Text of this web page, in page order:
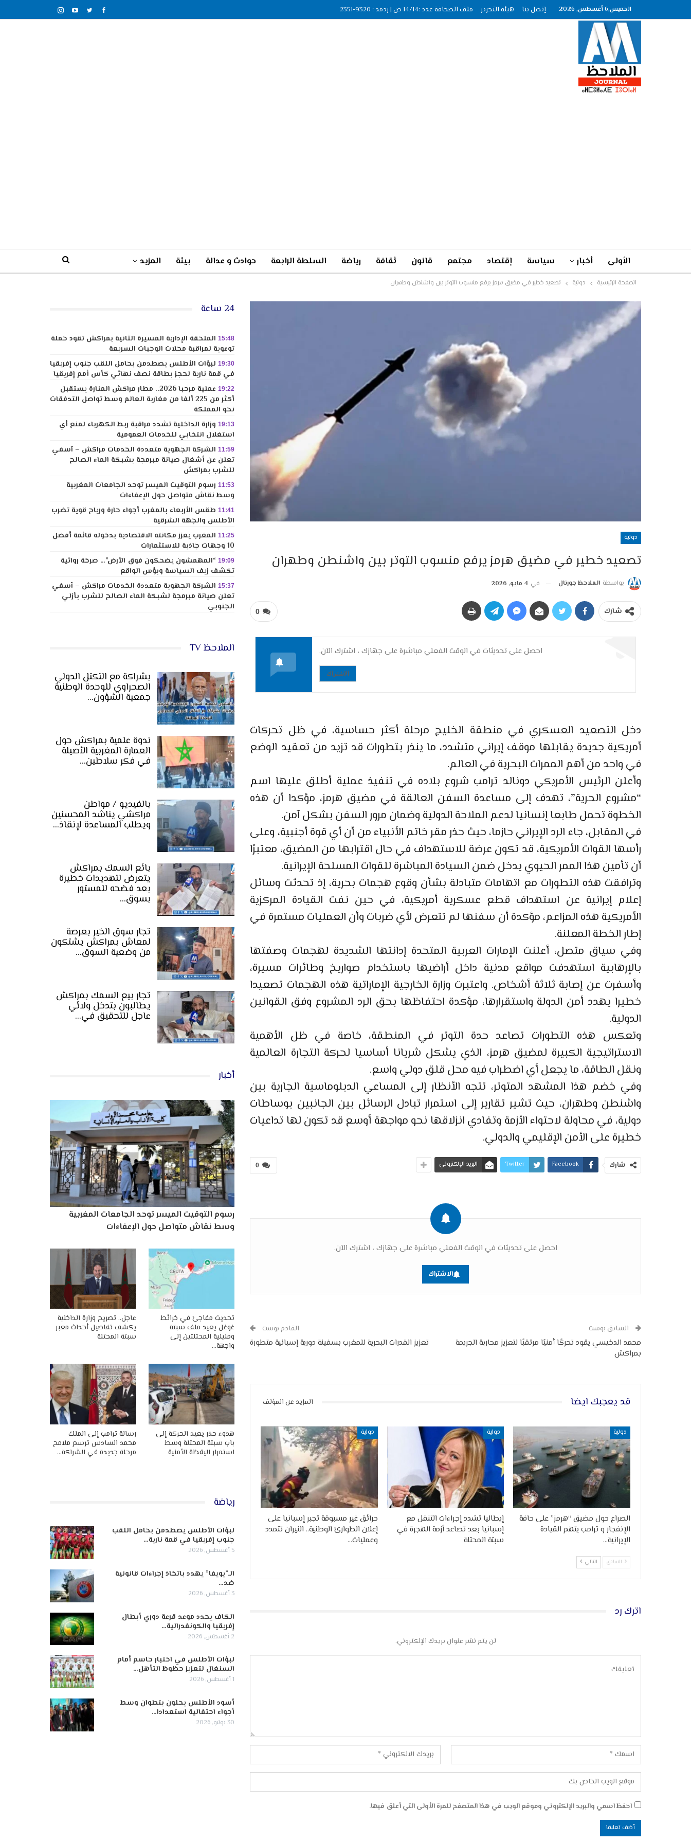
الخميس,6 أغسطس, 2026 إتصل بنا هيئة التحرير ملف الصحافة عدد :14/14 ص | ردمد : 9320-2351
الأولى أخبار سياسة إقتصاد مجتمع قانون ثقافة رياضة السلطة الرابعة حوادث و عدالة بيئة المزيد
الصفحة الرئيسية دولية تصعيد خطير في مضيق هرمز يرفع منسوب التوتر بين واشنطن وطهران
دولية
تصعيد خطير في مضيق هرمز يرفع منسوب التوتر بين واشنطن وطهران
بواسطة الملاحظ جورنال في 4 مايو, 2026
0 شارك
احصل على تحديثات في الوقت الفعلي مباشرة على جهازك ، اشترك الآن.
الاشتراك
دخل التصعيد العسكري في منطقة الخليج مرحلة أكثر حساسية، في ظل تحركات
أمريكية جديدة يقابلها موقف إيراني متشدد، ما ينذر بتطورات قد تزيد من تعقيد الوضع
في واحد من أهم الممرات البحرية في العالم.
وأعلن الرئيس الأمريكي دونالد ترامب شروع بلاده في تنفيذ عملية أطلق عليها اسم
“مشروع الحرية”، تهدف إلى مساعدة السفن العالقة في مضيق هرمز، مؤكدا أن هذه
الخطوة تحمل طابعا إنسانيا لدعم الملاحة الدولية وضمان مرور السفن بشكل آمن.
في المقابل، جاء الرد الإيراني حازما، حيث حذر مقر خاتم الأنبياء من أن أي قوة أجنبية، وعلى
رأسها القوات الأمريكية، قد تكون عرضة للاستهداف في حال اقترابها من المضيق، معتبرًا
أن تأمين هذا الممر الحيوي يدخل ضمن السيادة المباشرة للقوات المسلحة الإيرانية.
وترافقت هذه التطورات مع اتهامات متبادلة بشأن وقوع هجمات بحرية، إذ تحدثت وسائل
إعلام إيرانية عن استهداف قطع عسكرية أمريكية، في حين نفت القيادة المركزية
الأمريكية هذه المزاعم، مؤكدة أن سفنها لم تتعرض لأي ضربات وأن العمليات مستمرة في
إطار الخطة المعلنة.
وفي سياق متصل، أعلنت الإمارات العربية المتحدة إدانتها الشديدة لهجمات وصفتها
بالإرهابية استهدفت مواقع مدنية داخل أراضيها باستخدام صواريخ وطائرات مسيرة،
وأسفرت عن إصابة ثلاثة أشخاص. واعتبرت وزارة الخارجية الإماراتية هذه الهجمات تصعيدا
خطيرا يهدد أمن الدولة واستقرارها، مؤكدة احتفاظها بحق الرد المشروع وفق القوانين
الدولية.
وتعكس هذه التطورات تصاعد حدة التوتر في المنطقة، خاصة في ظل الأهمية
الاستراتيجية الكبيرة لمضيق هرمز، الذي يشكل شريانا أساسيا لحركة التجارة العالمية
ونقل الطاقة، ما يجعل أي اضطراب فيه محل قلق دولي واسع.
وفي خضم هذا المشهد المتوتر، تتجه الأنظار إلى المساعي الدبلوماسية الجارية بين
واشنطن وطهران، حيث تشير تقارير إلى استمرار تبادل الرسائل بين الجانبين بوساطات
دولية، في محاولة لاحتواء الأزمة وتفادي انزلاقها نحو مواجهة أوسع قد تكون لها تداعيات
خطيرة على الأمن الإقليمي والدولي.
0 شارك Facebook
Twitter البريد الإلكتروني
احصل على تحديثات في الوقت الفعلي مباشرة على جهازك ، اشترك الآن.
الاشتراك
السابق بوست
محمد الدخيسي يقود تحركًا أمنيًا مرتقبًا لتعزيز محاربة الجريمة
بمراكش
القادم بوست
تعزيز القدرات البحرية للمغرب بسفينة دورية إسبانية متطورة
قد يعجبك ايضا المزيد عن المؤلف
دولية
الصراع حول مضيق “هرمز” على حافة
الإنفجار و ترامب يتهم القيادة
الإيرانية…
دولية
إيطاليا تشدد إجراءات التنقل مع
إسبانيا بعد تصاعد أزمة الهجرة في
سبتة المحتلة
دولية
حرائق غير مسبوقة تجبر إسبانيا على
إعلان الطوارئ الوطنية.. النيران تتمدد
وعمليات…
السابق التالي
اترك رد
لن يتم نشر عنوان بريدك الإلكتروني.
احفظ اسمي والبريد الإلكتروني وموقع الويب في هذا المتصفح للمرة الأولى التي أعلق فيها.
24 ساعة
15:48 الملحقة الإدارية المسيرة الثانية بمراكش تقود حملة
توعوية لمراقبة محلات الوجبات السريعة
19:30 لبؤات الأطلس يصطدمن بحامل اللقب جنوب إفريقيا
في قمة نارية لحجز بطاقة نصف نهائي كأس أمم إفريقيا
19:22
عملية مرحبا 2026.. مطار مراكش المنارة يستقبل
أكثر من 225 ألفا من مغاربة العالم وسط تواصل التدفقات
نحو المملكة
19:13 وزارة الداخلية تشدد مراقبة ربط الكهرباء لمنع أي
استغلال انتخابي للخدمات العمومية
11:59 الشركة الجهوية متعددة الخدمات مراكش – آسفي
تعلن عن أشغال صيانة مبرمجة بشبكة الماء الصالح
للشرب بمراكش
11:53 رسوم التوقيت الميسر توحد الجامعات المغربية
وسط نقاش متواصل حول الإعفاءات
11:41 طقس الأربعاء بالمغرب أجواء حارة ورياح قوية تضرب
الأطلس والجهة الشرقية
11:25 المغرب يعزز مكانته الاقتصادية بدخوله قائمة أفضل
10 وجهات جاذبة للاستثمارات
19:09 “المهمشون يضحكون فوق الأرض”… صرخة روائية
تكشف زيف السياسة وبؤس الواقع
15:37 الشركة الجهوية متعددة الخدمات مراكش – آسفي
تعلن صيانة مبرمجة لشبكة الماء الصالح للشرب بأزلي
الجنوبي
الملاحظ TV
بشراكة مع التكتل الدولي
الصحراوي للوحدة الوطنية
جمعية الشؤون…
ندوة علمية بمراكش حول
العمارة المغربية الأصيلة
في فكر سلاطين…
بالفيديو / مواطن
مراكشي يناشد المحسنين
ويطلب المساعدة لإنقاذ…
بائع السمك بمراكش
يتعرض لتهديدات خطيرة
بعد فضحه للمستور
بسوق…
تجار سوق الخير بعرصة
لمعاش بمراكش يشتكون
من وضعية السوق…
تجار بيع السمك بمراكش
يطالبون بتدخل ولائي
عاجل للتحقيق في…
أخبار
رسوم التوقيت الميسر توحد الجامعات المغربية
وسط نقاش متواصل حول الإعفاءات
تحديث مفاجئ في خرائط
غوغل يعيد ملف سبتة
ومليلية المحتلتين إلى
واجهة…
عاجل.. تصريح وزارة الداخلية
يكشف تفاصيل أحداث معبر
سبتة المحتلة
هدوء حذر يعيد الحركة إلى
باب سبتة المحتلة وسط
استمرار اليقظة الأمنية
رسالة ترامب إلى الملك
محمد السادس ترسم ملامح
مرحلة جديدة في الشراكة…
رياضة
لبؤات الأطلس يصطدمن بحامل اللقب
جنوب إفريقيا في قمة نارية…
5 أغسطس, 2026
الـ”يويفا” يهدد باتخاذ إجراءات قانونية
ضد…
3 أغسطس, 2026
الكاف يحدد موعد قرعة دوري أبطال
إفريقيا والكونفدرالية…
2 أغسطس, 2026
لبؤات الأطلس في اختبار حاسم أمام
السنغال لتعزيز حظوظ التأهل…
1 أغسطس, 2026
أسود الأطلس يحلون بتطوان وسط
أجواء احتفالية استعدادا…
30 يوليو, 2026